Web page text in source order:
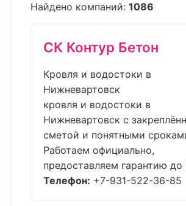
Найдено компаний: 1086
СК Контур Бетон
Кровля и водостоки в
Нижневартовск
кровля и водостоки в
Нижневартовск с
сметой и понятными
Работаем официально,
предоставляем гарантию до
Телефон: +7-931-522-36-85